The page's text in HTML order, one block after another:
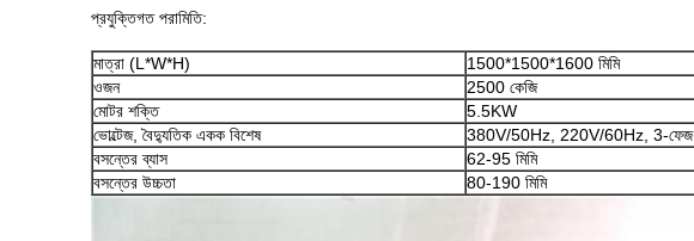
প্রযুক্তিগত পরামিতি:
মাত্রা (L*W*H)
1500*1500*1600 মিমি
ওজন
2500 কেজি
মোটর শক্তি
5.5KW
ভোল্টেজ, বৈদ্যুতিক একক বিশেষ
380V/50Hz, 220V/60Hz, 3-ফেজ
বসন্তের ব্যাস
62-95 মিমি
বসন্তের উচ্চতা
80-190 মিমি